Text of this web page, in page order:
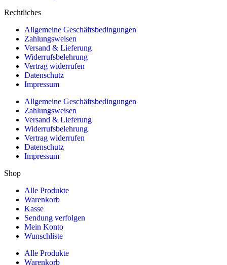
Rechtliches
Allgemeine Geschäftsbedingungen
Zahlungsweisen
Versand & Lieferung
Widerrufsbelehrung
Vertrag widerrufen
Datenschutz
Impressum
Allgemeine Geschäftsbedingungen
Zahlungsweisen
Versand & Lieferung
Widerrufsbelehrung
Vertrag widerrufen
Datenschutz
Impressum
Shop
Alle Produkte
Warenkorb
Kasse
Sendung verfolgen
Mein Konto
Wunschliste
Alle Produkte
Warenkorb